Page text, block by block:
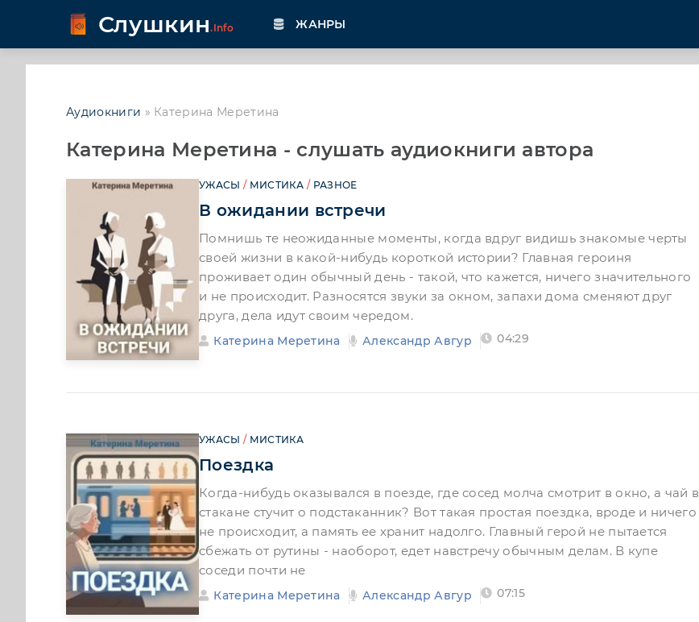
Слушкин.Info ЖАНРЫ
Аудиокниги » Катерина Меретина
Катерина Меретина - слушать аудиокниги автора
УЖАСЫ / МИСТИКА / РАЗНОЕ
В ожидании встречи
Помнишь те неожиданные моменты, когда вдруг видишь знакомые черты
своей жизни в какой-нибудь короткой истории? Главная героиня
проживает один обычный день - такой, что кажется, ничего значительного
и не происходит. Разносятся звуки за окном, запахи дома сменяют друг
друга, дела идут своим чередом.
Катерина Меретина Александр Авгур 04:29
УЖАСЫ / МИСТИКА
Поездка
Когда-нибудь оказывался в поезде, где сосед молча смотрит в окно, а чай в
стакане стучит о подстаканник? Вот такая простая поездка, вроде и ничего
не происходит, а память ее хранит надолго. Главный герой не пытается
сбежать от рутины - наоборот, едет навстречу обычным делам. В купе
соседи почти не
Катерина Меретина Александр Авгур 07:15